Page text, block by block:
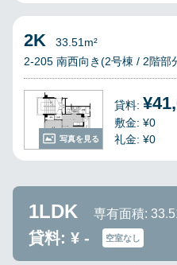
写真を見る
2K
33.51m²
2-205 南西向き(2号棟 / 2階部
貸料:
敷金: ¥0
礼金: ¥0
1LDK 専有面積:
貸料: ¥ - 空室なし